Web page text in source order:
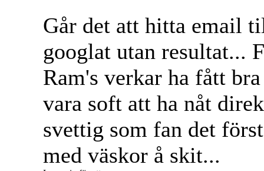
Går det att hitta email
googlat utan resultat...
Ram's verkar ha fått
vara soft att ha nåt
svettig som fan det
med väskor å skit...